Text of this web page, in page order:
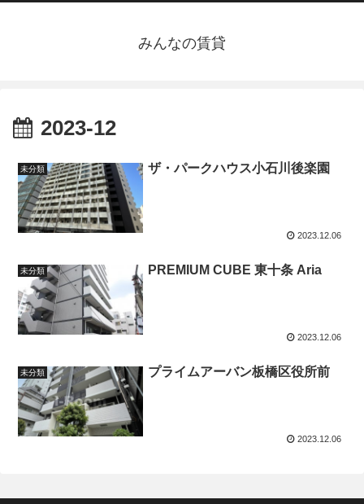
みんなの賃貸
2023-12
未分類 ザ・パークハウス小石川後楽園
2023.12.06
未分類 PREMIUM CUBE 東十条 Aria
2023.12.06
未分類 プライムアーバン板橋区役所前
2023.12.06